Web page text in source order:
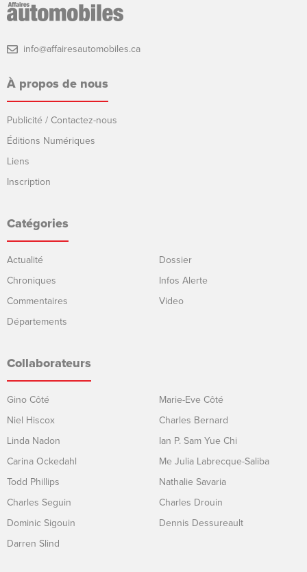
info@affairesautomobiles.ca
À propos de nous
Publicité / Contactez-nous
Éditions Numériques
Liens
Inscription
Catégories
Actualité
Chroniques
Commentaires
Départements
Dossier
Infos Alerte
Video
Collaborateurs
Gino Côté
Niel Hiscox
Linda Nadon
Carina Ockedahl
Todd Phillips
Charles Seguin
Dominic Sigouin
Darren Slind
Marie-Eve Côté
Charles Bernard
Ian P. Sam Yue Chi
Me Julia Labrecque-Saliba
Nathalie Savaria
Charles Drouin
Dennis Dessureault